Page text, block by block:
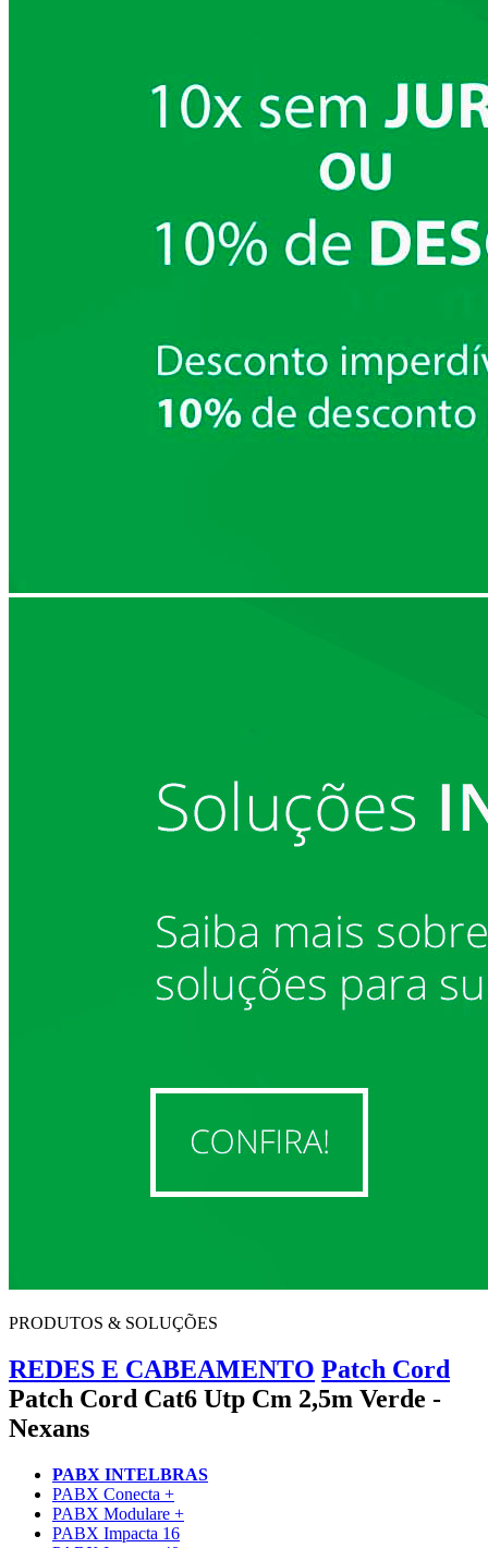
PRODUTOS & SOLUÇÕES
REDES E CABEAMENTO Patch Cord
Patch Cord Cat6 Utp Cm 2,5m Verde -
Nexans
PABX INTELBRAS
PABX Conecta +
PABX Modulare +
PABX Impacta 16